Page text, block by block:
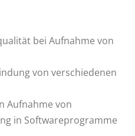
bei Aufnahme von
von verschiedenen
Aufnahme von
in Softwareprogramme